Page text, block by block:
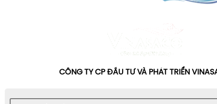
CÔNG TY CP ĐẦU TƯ VÀ PHÁT TRIỂN